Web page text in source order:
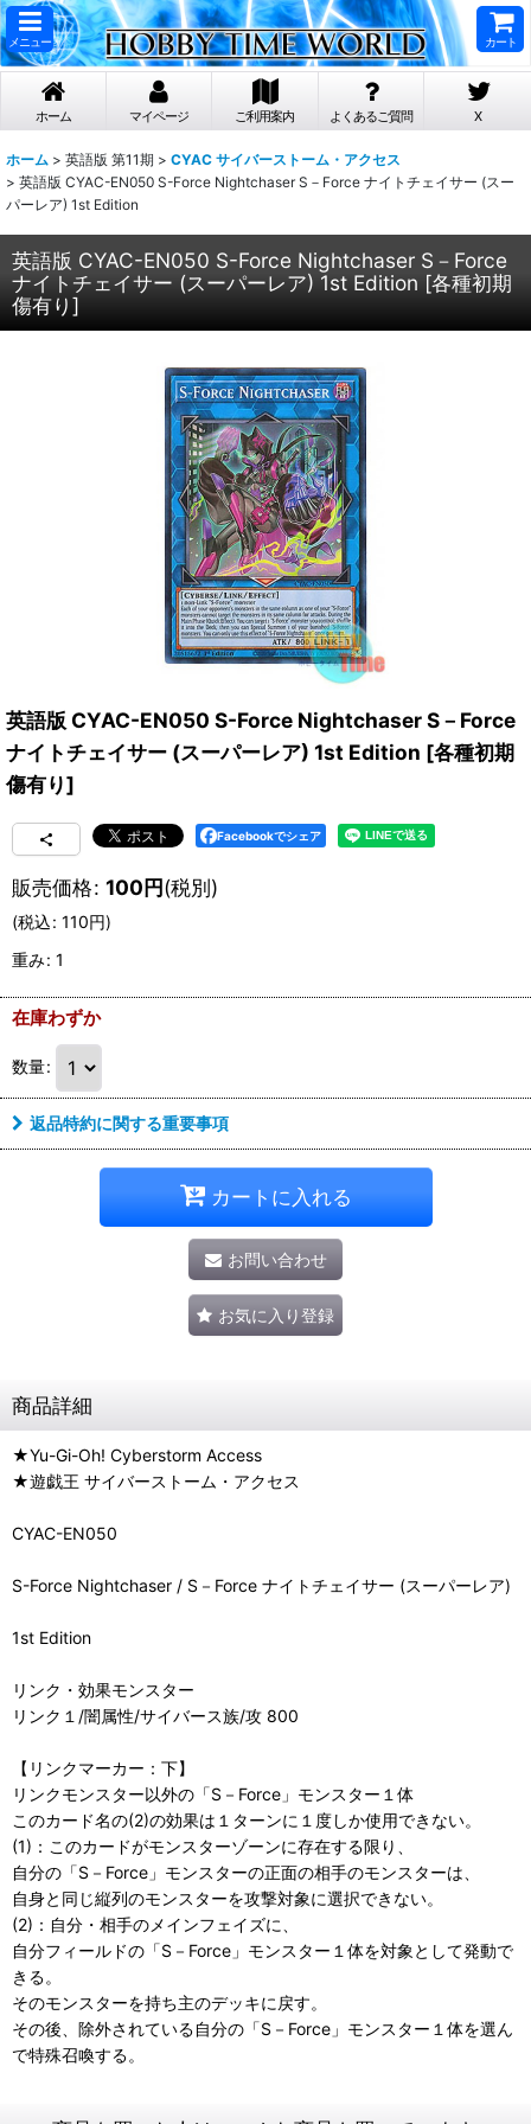
メニュー カート
ホーム マイページ ご利用案内 よくあるご質問 X
ホーム > 英語版 第11期 > CYAC サイバーストーム・アクセス
> 英語版 CYAC-EN050 S-Force Nightchaser S－Force ナイトチェイサー (スー
パーレア) 1st Edition
英語版 CYAC-EN050 S-Force Nightchaser S－Force
ナイトチェイサー (スーパーレア) 1st Edition [各種初期
傷有り]
英語版 CYAC-EN050 S-Force Nightchaser S－Force
ナイトチェイサー (スーパーレア) 1st Edition [各種初期
傷有り]
Facebookでシェア
販売価格: 100円(税別)
(税込: 110円)
重み: 1
在庫わずか
数量:
返品特約に関する重要事項
カートに入れる
お問い合わせ
お気に入り登録
商品詳細
★Yu-Gi-Oh! Cyberstorm Access
★遊戯王 サイバーストーム・アクセス
CYAC-EN050
S-Force Nightchaser / S－Force ナイトチェイサー (スーパーレア)
1st Edition
リンク・効果モンスター
リンク１/闇属性/サイバース族/攻 800
【リンクマーカー：下】
リンクモンスター以外の「S－Force」モンスター１体
このカード名の(2)の効果は１ターンに１度しか使用できない。
(1)：このカードがモンスターゾーンに存在する限り、
自分の「S－Force」モンスターの正面の相手のモンスターは、
自身と同じ縦列のモンスターを攻撃対象に選択できない。
(2)：自分・相手のメインフェイズに、
自分フィールドの「S－Force」モンスター１体を対象として発動で
きる。
そのモンスターを持ち主のデッキに戻す。
その後、除外されている自分の「S－Force」モンスター１体を選ん
で特殊召喚する。